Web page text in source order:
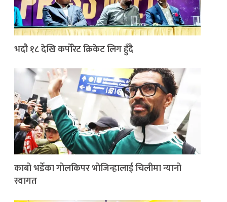
भदौ १८ देखि कर्पोरेट क्रिकेट लिग हुँदै
काबो भर्डेका गोलकिपर भोजिन्हालाई चिलीमा न्यानो
स्वागत